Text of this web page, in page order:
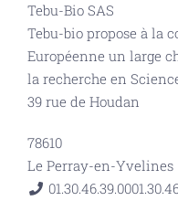
Tebu-Bio SAS
Tebu-bio propose à la
Européenne un large
la recherche en
39 rue de Houdan
78610
Le Perray-en-Yvelines
01.30.46.39.00